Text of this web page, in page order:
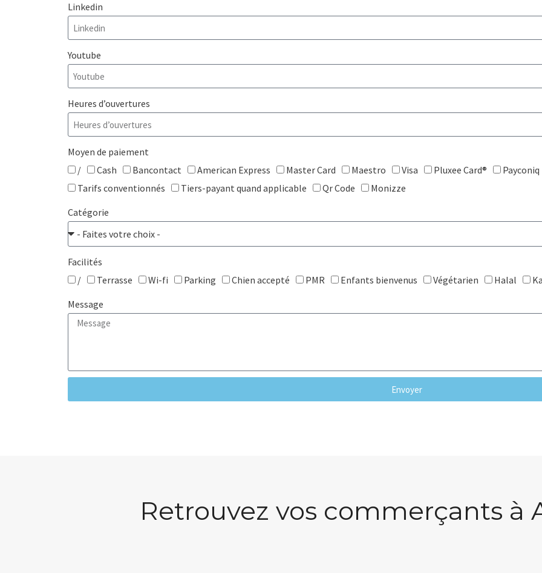
Linkedin
Youtube
Heures d’ouvertures
Moyen de paiement
/
Cash Bancontact American Express Master Card Maestro Visa Pluxee Card® Payconiq
Tarifs conventionnés
Tiers-payant quand applicable Qr Code
Monizze
Catégorie
Facilités
/
Terrasse Wi-fi Parking Chien accepté PMR Enfants bienvenus Végétarien Halal
Message
Envoyer
Retrouvez vos commerçants à